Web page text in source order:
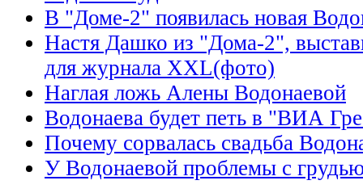
В "Доме-2" появилась новая
Настя Дашко из "Дома-2",
для журнала XXL(фото)
Наглая ложь Алены Водонаевой
Водонаева будет петь в "ВИА
Почему сорвалась свадьба
У Водонаевой проблемы с